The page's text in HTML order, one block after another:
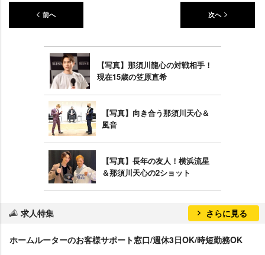
前へ 次へ
【写真】那須川龍心の対戦相手！
現在15歳の笠原直希
【写真】向き合う那須川天心＆
風音
【写真】長年の友人！横浜流星
＆那須川天心の2ショット
求人特集 さらに見る
ホームルーターのお客様サポート窓口/週休3日OK/時短勤務OK